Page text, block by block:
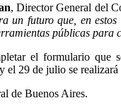
, Director General del
un futuro que, en estos
públicas
el formulario que
el 29 de julio se
de Buenos Aires.